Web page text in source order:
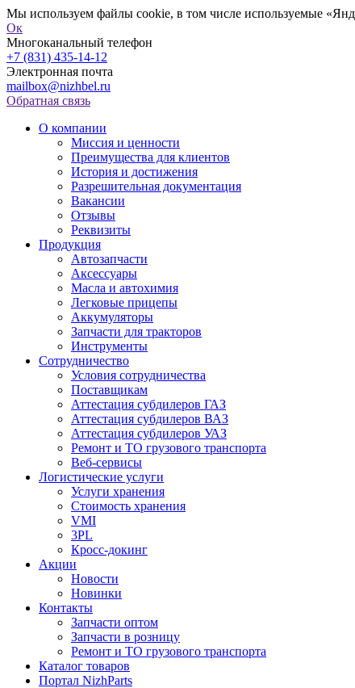
Мы используем файлы cookie, в том числе используемые
Ок
Многоканальный телефон
+7 (831) 435-14-12
Электронная почта
mailbox@nizhbel.ru
Обратная связь
О компании
Миссия и ценности
Преимущества для клиентов
История и достижения
Разрешительная документация
Вакансии
Отзывы
Реквизиты
Продукция
Автозапчасти
Аксессуары
Масла и автохимия
Легковые прицепы
Аккумуляторы
Запчасти для тракторов
Инструменты
Сотрудничество
Условия сотрудничества
Поставщикам
Аттестация субдилеров ГАЗ
Аттестация субдилеров ВАЗ
Аттестация субдилеров УАЗ
Ремонт и ТО грузового транспорта
Веб-сервисы
Логистические услуги
Услуги хранения
Стоимость хранения
VMI
3PL
Кросс-докинг
Акции
Новости
Новинки
Контакты
Запчасти оптом
Запчасти в розницу
Ремонт и ТО грузового транспорта
Каталог товаров
Портал NizhParts